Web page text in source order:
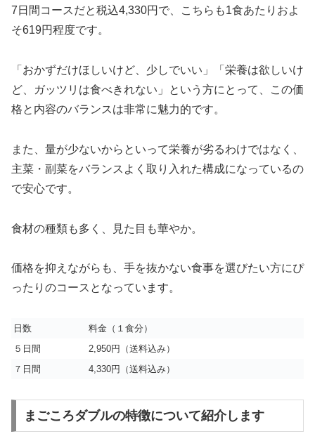
7日間コースだと税込4,330円で、こちらも1食あたりおよ
そ619円程度です。
「おかずだけほしいけど、少しでいい」「栄養は欲しいけ
ど、ガッツリは食べきれない」という方にとって、この価
格と内容のバランスは非常に魅力的です。
また、量が少ないからといって栄養が劣るわけではなく、
主菜・副菜をバランスよく取り入れた構成になっているの
で安心です。
食材の種類も多く、見た目も華やか。
価格を抑えながらも、手を抜かない食事を選びたい方にぴ
ったりのコースとなっています。
日数
料金（１食分）
５日間
2,950円（送料込み）
７日間
4,330円（送料込み）
まごころダブルの特徴について紹介します